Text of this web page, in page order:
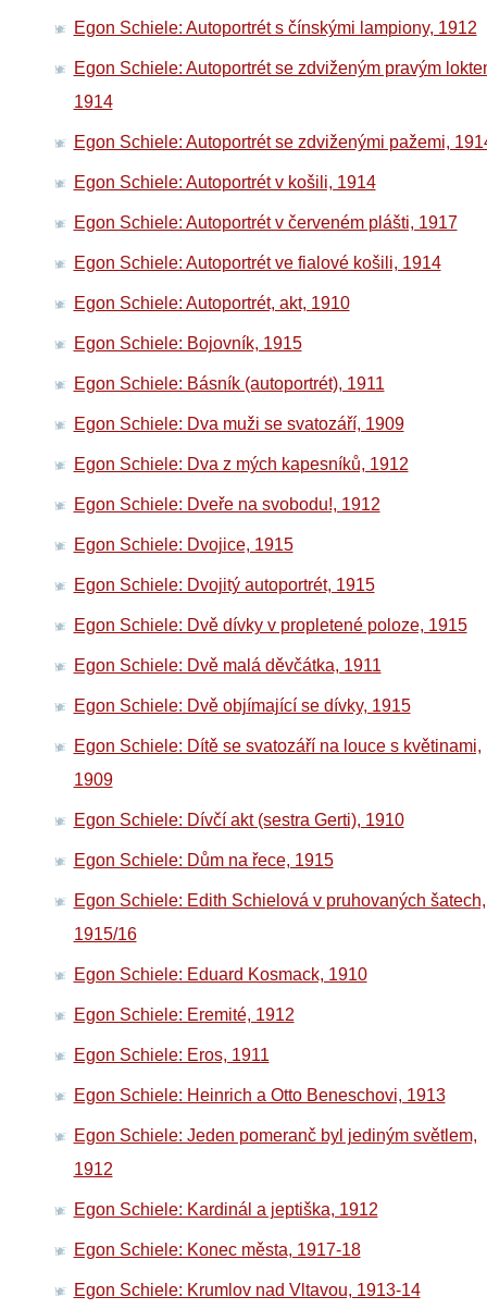
Egon Schiele: Autoportrét s čínskými lampiony, 1912
Egon Schiele: Autoportrét se zdviženým pravým
1914
Egon Schiele: Autoportrét se zdviženými pažemi,
Egon Schiele: Autoportrét v košili, 1914
Egon Schiele: Autoportrét v červeném plášti, 1917
Egon Schiele: Autoportrét ve fialové košili, 1914
Egon Schiele: Autoportrét, akt, 1910
Egon Schiele: Bojovník, 1915
Egon Schiele: Básník (autoportrét), 1911
Egon Schiele: Dva muži se svatozáří, 1909
Egon Schiele: Dva z mých kapesníků, 1912
Egon Schiele: Dveře na svobodu!, 1912
Egon Schiele: Dvojice, 1915
Egon Schiele: Dvojitý autoportrét, 1915
Egon Schiele: Dvě dívky v propletené poloze, 1915
Egon Schiele: Dvě malá děvčátka, 1911
Egon Schiele: Dvě objímající se dívky, 1915
Egon Schiele: Dítě se svatozáří na louce s květinami,
1909
Egon Schiele: Dívčí akt (sestra Gerti), 1910
Egon Schiele: Dům na řece, 1915
Egon Schiele: Edith Schielová v pruhovaných šatech,
1915/16
Egon Schiele: Eduard Kosmack, 1910
Egon Schiele: Eremité, 1912
Egon Schiele: Eros, 1911
Egon Schiele: Heinrich a Otto Beneschovi, 1913
Egon Schiele: Jeden pomeranč byl jediným světlem,
1912
Egon Schiele: Kardinál a jeptiška, 1912
Egon Schiele: Konec města, 1917-18
Egon Schiele: Krumlov nad Vltavou, 1913-14